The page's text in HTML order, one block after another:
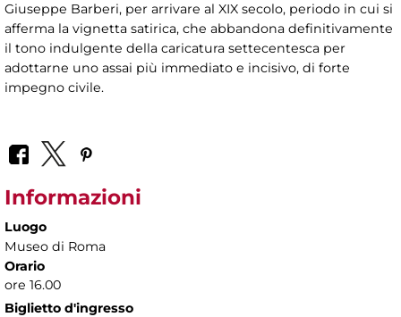
Giuseppe Barberi, per arrivare al XIX secolo, periodo in cui si
afferma la vignetta satirica, che abbandona definitivamente
il tono indulgente della caricatura settecentesca per
adottarne uno assai più immediato e incisivo, di forte
impegno civile.
Informazioni
Luogo
Museo di Roma
Orario
ore 16.00
Biglietto d'ingresso